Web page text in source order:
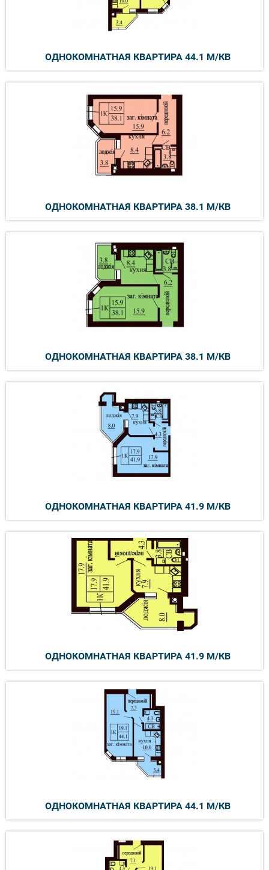
ОДНОКОМНАТНАЯ КВАРТИРА 44.1 М/КВ
ОДНОКОМНАТНАЯ КВАРТИРА 38.1 М/КВ
ОДНОКОМНАТНАЯ КВАРТИРА 38.1 М/КВ
ОДНОКОМНАТНАЯ КВАРТИРА 41.9 М/КВ
ОДНОКОМНАТНАЯ КВАРТИРА 41.9 М/КВ
ОДНОКОМНАТНАЯ КВАРТИРА 44.1 М/КВ